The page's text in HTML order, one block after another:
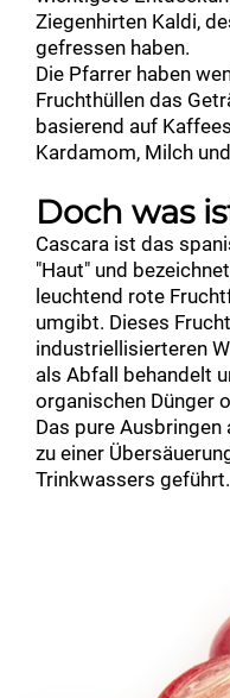
Ziegenhirten Kaldi,
gefressen haben.
Die Pfarrer haben
Fruchthüllen das
basierend auf
Kardamom, Milch
Doch was
Cascara ist das
"Haut" und
leuchtend rote
umgibt. Dieses
industriellisierteren
als Abfall behandelt
organischen Dünger
Das pure
zu einer
Trinkwassers geführt.